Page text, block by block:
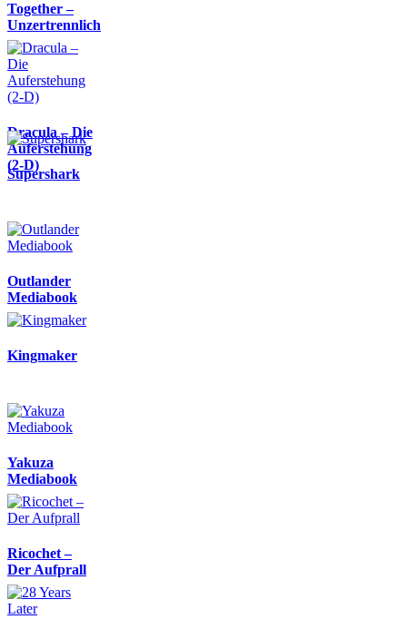
Together –
Unzertrennlich
Dracula – Die
Auferstehung
(2-D)
Supershark
Outlander
Mediabook
Kingmaker
Yakuza
Mediabook
Ricochet –
Der Aufprall